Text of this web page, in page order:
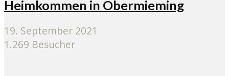
Heimkommen in Obermieming
19. September 2021
1.269 Besucher